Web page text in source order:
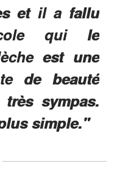
et il a fallu
qui le
est une
de beauté
sympas.
simple."